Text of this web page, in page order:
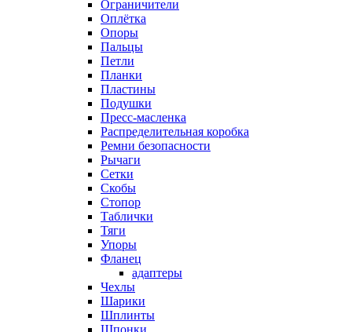
Ограничители
Оплётка
Опоры
Пальцы
Петли
Планки
Пластины
Подушки
Пресс-масленка
Распределительная коробка
Ремни безопасности
Рычаги
Сетки
Скобы
Стопор
Таблички
Тяги
Упоры
Фланец
адаптеры
Чехлы
Шарики
Шплинты
Шпонки